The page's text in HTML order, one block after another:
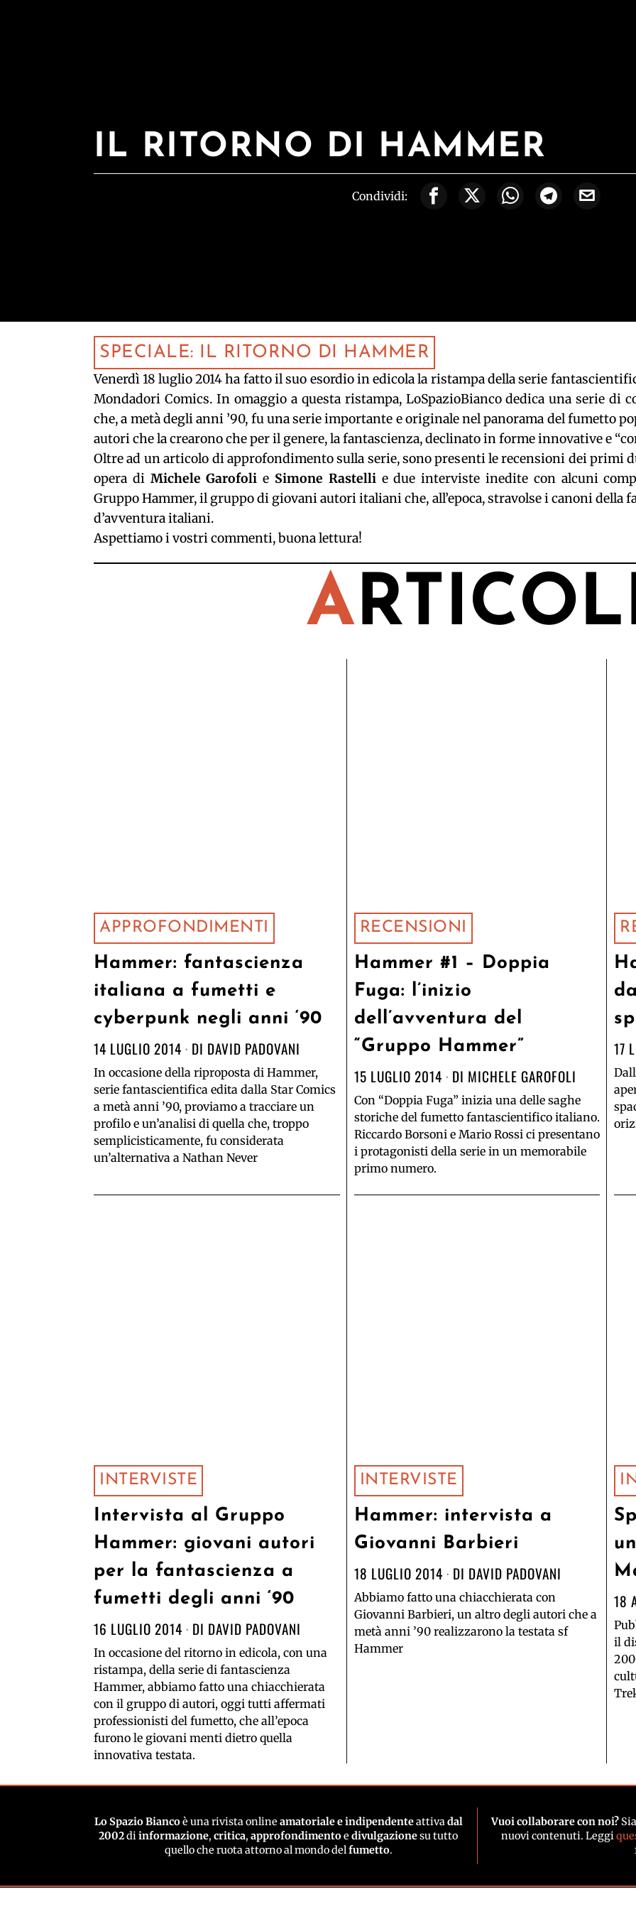
IL RITORNO DI HAMMER
Condividi:
SPECIALE: IL RITORNO DI HAMMER
Venerdì 18 luglio 2014 ha fatto il suo esordio in edicola la ristampa della serie
Mondadori Comics. In omaggio a questa ristampa, LoSpazioBianco dedica una serie di
che, a metà degli anni ’90, fu una serie importante e originale nel panorama del fumetto
autori che la crearono che per il genere, la fantascienza, declinato in forme innovative e
Oltre ad un articolo di approfondimento sulla serie, sono presenti le recensioni dei primi
opera di Michele Garofoli e Simone Rastellie due interviste inedite con alcuni
Gruppo Hammer, il gruppo di giovani autori italiani che, all’epoca, stravolse i canoni della
d’avventura italiani.
Aspettiamo i vostri commenti, buona lettura!
A
APPROFONDIMENTI
Hammer: fantascienza
italiana a fumetti e
cyberpunk negli anni ‘90
14 LUGLIO 2014 DI DAVID PADOVANI
In occasione della riproposta di Hammer,
serie fantascientifica edita dalla Star Comics
a metà anni ’90, proviamo a tracciare un
profilo e un’analisi di quella che, troppo
semplicisticamente, fu considerata
un’alternativa a Nathan Never
RECENSIONI
Hammer #1 – Doppia
Fuga: l’inizio
dell’avventura del
“Gruppo Hammer”
15 LUGLIO 2014 DI MICHELE GAROFOLI
Con “Doppia Fuga” inizia una delle saghe
storiche del fumetto fantascientifico italiano.
Riccardo Borsoni e Mario Rossi ci presentano
i protagonisti della serie in un memorabile
primo numero.
17
INTERVISTE
Intervista al Gruppo
Hammer: giovani autori
per la fantascienza a
fumetti degli anni ‘90
16 LUGLIO 2014 DI DAVID PADOVANI
In occasione del ritorno in edicola, con una
ristampa, della serie di fantascienza
Hammer, abbiamo fatto una chiacchierata
con il gruppo di autori, oggi tutti affermati
professionisti del fumetto, che all’epoca
furono le giovani menti dietro quella
innovativa testata.
INTERVISTE
Hammer: intervista a
Giovanni Barbieri
18 LUGLIO 2014 DI DAVID PADOVANI
Abbiamo fatto una chiacchierata con
Giovanni Barbieri, un altro degli autori che a
metà anni ’90 realizzarono la testata sf
Hammer
18
il
Lo Spazio Biancoè una rivista online amatoriale e indipendenteattivadal
2002diinformazione, critica, approfondimentoe divulgazionesu tutto
quello che ruota attorno al mondo delfumetto.
Vuoi collaborare con noi?
nuovi contenuti. Leggi